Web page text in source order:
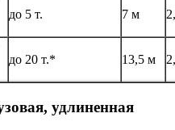
до 5 т. 7 м
до 20 т.* 13,5 м
удлиненная